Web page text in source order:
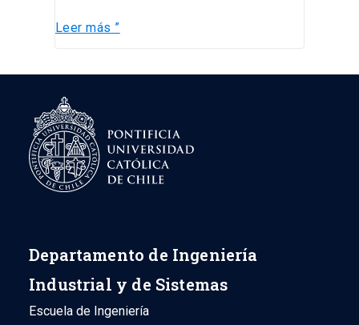
Leer más ”
Departamento de Ingeniería
Industrial y de Sistemas
Escuela de Ingeniería